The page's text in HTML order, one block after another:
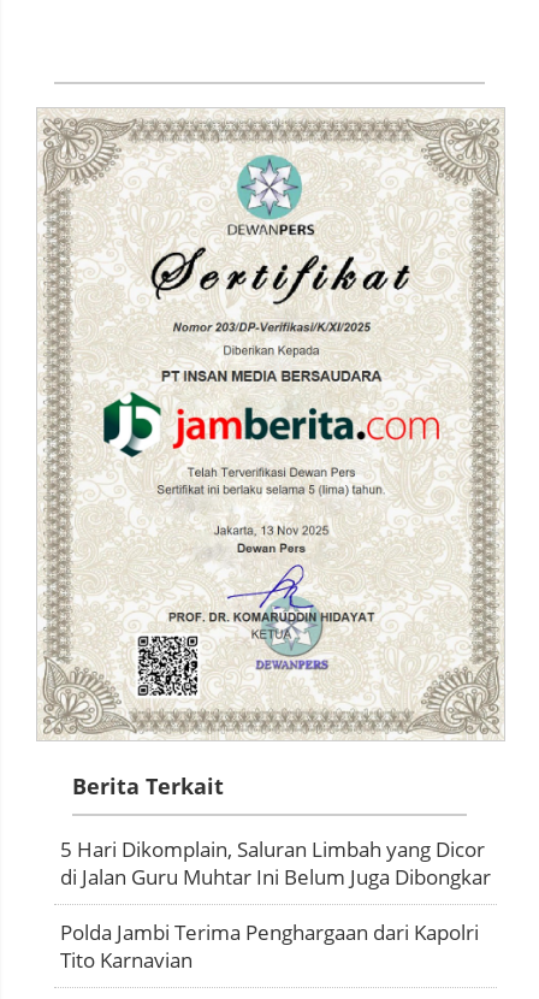
Berita Terkait
5 Hari Dikomplain, Saluran Limbah yang Dicor
di Jalan Guru Muhtar Ini Belum Juga Dibongkar
Polda Jambi Terima Penghargaan dari Kapolri
Tito Karnavian